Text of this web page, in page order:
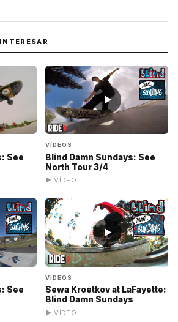
See
▶
VÍDEOS
Blind Damn Sundays: See
North Tour 3/4
▶ VÍDEO
See
▶
VÍDEOS
Sewa Kroetkov at LaFayette:
Blind Damn Sundays
▶ VÍDEO